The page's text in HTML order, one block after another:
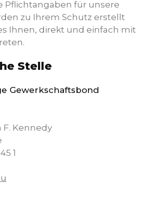
Pflichtangaben für unsere
zu Ihrem Schutz erstellt
Ihnen, direkt und einfach mit
Stelle
Gewerkschaftsbond
Kennedy
1